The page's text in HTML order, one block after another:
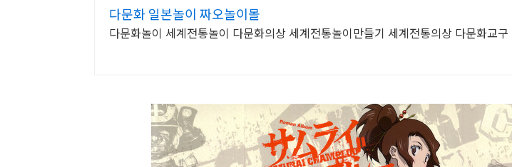
다문화 일본놀이 짜오놀이몰
다문화놀이 세계전통놀이 다문화의상 세계전통놀이만들기 세계전통의상 다문화교구